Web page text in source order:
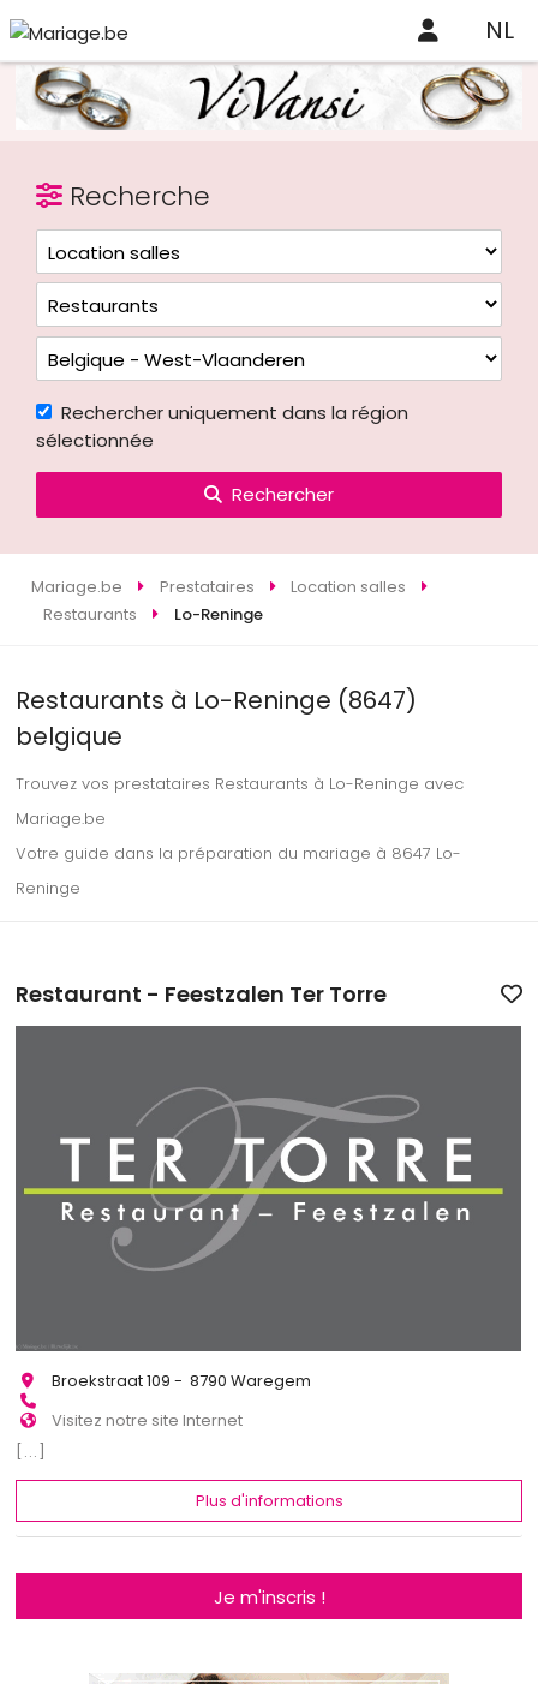
NL
Recherche
Rechercher uniquement dans la région
sélectionnée
Rechercher
Mariage.be Prestataires
Location salles
Restaurants
Lo-Reninge
Restaurants à Lo-Reninge (8647)
belgique
Trouvez vos prestataires Restaurants à Lo-Reninge avec
Mariage.be
Votre guide dans la préparation du mariage à 8647 Lo-
Reninge
Restaurant - Feestzalen Ter Torre
Broekstraat 109 - 8790 Waregem
Visitez notre site Internet
[...]
Plus d'informations
Je m'inscris !